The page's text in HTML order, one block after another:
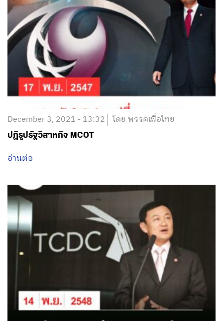
December 3, 2021 - 13:32 โดย พรรคเพื่อไทย
ปฏิรูปรัฐวิสาหกิจ MCOT
อ่านต่อ